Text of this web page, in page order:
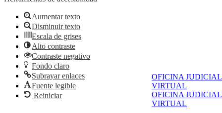
OFICINA JUDICIAL
VIRTUAL
OFICINA JUDICIAL
VIRTUAL
Aumentar texto
Disminuir texto
Escala de grises
Alto contraste
Contraste negativo
Fondo claro
Subrayar enlaces
Fuente legible
Reiniciar